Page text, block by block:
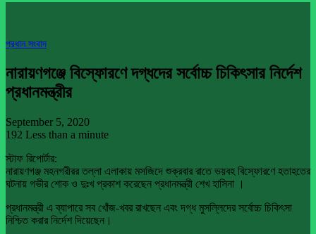
প্রধান সংবাদ
নারায়ণগঞ্জে বিস্ফোরণে দগ্ধদের সর্বোচ্চ চিকিৎসার নির্দেশ
প্রধানমন্ত্রীর
September 5, 2020
192 Less than a minute
স্টাফ রিপোর্টার:
নারায়ণগঞ্জ মহনগরীরর তল্লা এলাকায় মসজিদে শুক্রবার রাতে ভয়বহ বিস্ফোরণে হতাহতের
ঘটনায় গভীর শোক ও দুঃখ প্রকাশ করেছেন প্রধানমন্ত্রী শেখ হাসিনা ।
প্রধানমন্ত্রী এ ব্যাপারে সব খোঁজ-খবর রাখছেন এবং দগ্ধ মুসল্লিদের সর্বোচ্চ চিকিৎসা
নিশ্চিত করার নির্দেশ দিয়েছেন।